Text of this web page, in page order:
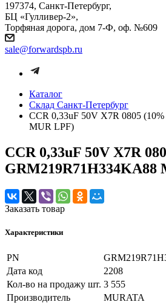
197374, Санкт-Петербург,
БЦ «Гулливер-2»,
Торфяная дорога, дом 7-Ф, оф. №609
sale@forwardspb.ru
Каталог
Cклад Санкт-Петербург
CCR 0,33uF 50V X7R 0805
MUR LPF)
CCR 0,33uF 50V X7R
GRM219R71H334KA88
Заказать товар
Характеристики
PN
Дата код
2208
Кол-во на продажу шт. 3 555
Производитель
MURATA